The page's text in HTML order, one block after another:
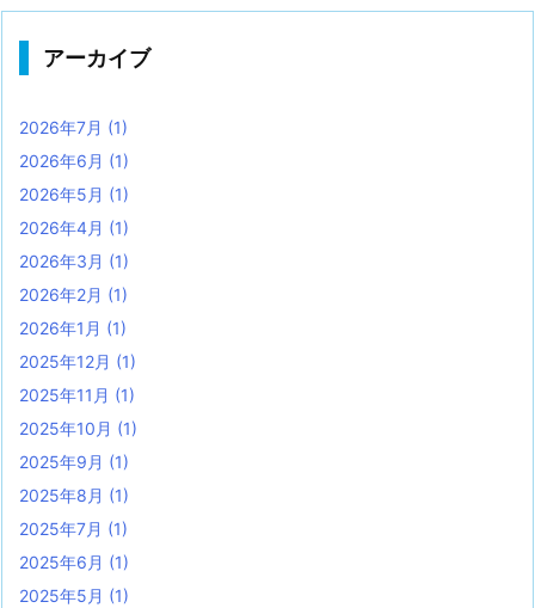
アーカイブ
2026年7月 (1)
2026年6月 (1)
2026年5月 (1)
2026年4月 (1)
2026年3月 (1)
2026年2月 (1)
2026年1月 (1)
2025年12月 (1)
2025年11月 (1)
2025年10月 (1)
2025年9月 (1)
2025年8月 (1)
2025年7月 (1)
2025年6月 (1)
2025年5月 (1)